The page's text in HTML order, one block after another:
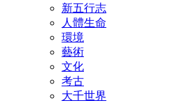
新五行志
人體生命
環境
藝術
文化
考古
大千世界